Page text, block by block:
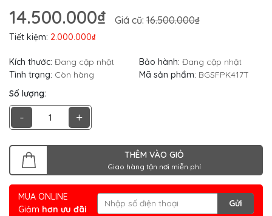
14.500.000₫ Giá cũ: 16.500.000₫
Tiết kiệm: 2.000.000₫
Kích thước: Đang cập nhật Bảo hành: Đang cập nhật
Tình trạng: Còn hàng Mã sản phẩm: BGSFPK417T
Số lượng:
- +
THÊM VÀO GIỎ
Giao hàng tận nơi miễn phí
MUA ONLINE
Giảm hơn ưu đãi
Gửi